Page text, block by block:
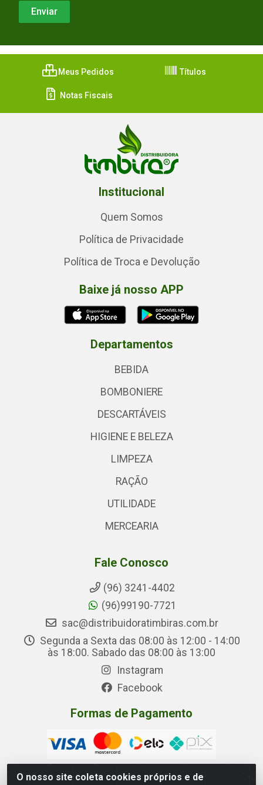
O nosso site coleta cookies próprios e de
Meus Pedidos Títulos
Notas Fiscais
Institucional
Quem Somos
Política de Privacidade
Política de Troca e Devolução
Baixe já nosso APP
Departamentos
BEBIDA
BOMBONIERE
DESCARTÁVEIS
HIGIENE E BELEZA
LIMPEZA
RAÇÃO
UTILIDADE
MERCEARIA
Fale Conosco
(96) 3241-4402
(96)99190-7721
sac@distribuidoratimbiras.com.br
Segunda a Sexta das 08:00 às 12:00 - 14:00
às 18:00. Sabado das 08:00 às 13:00
Instagram
Facebook
Formas de Pagamento